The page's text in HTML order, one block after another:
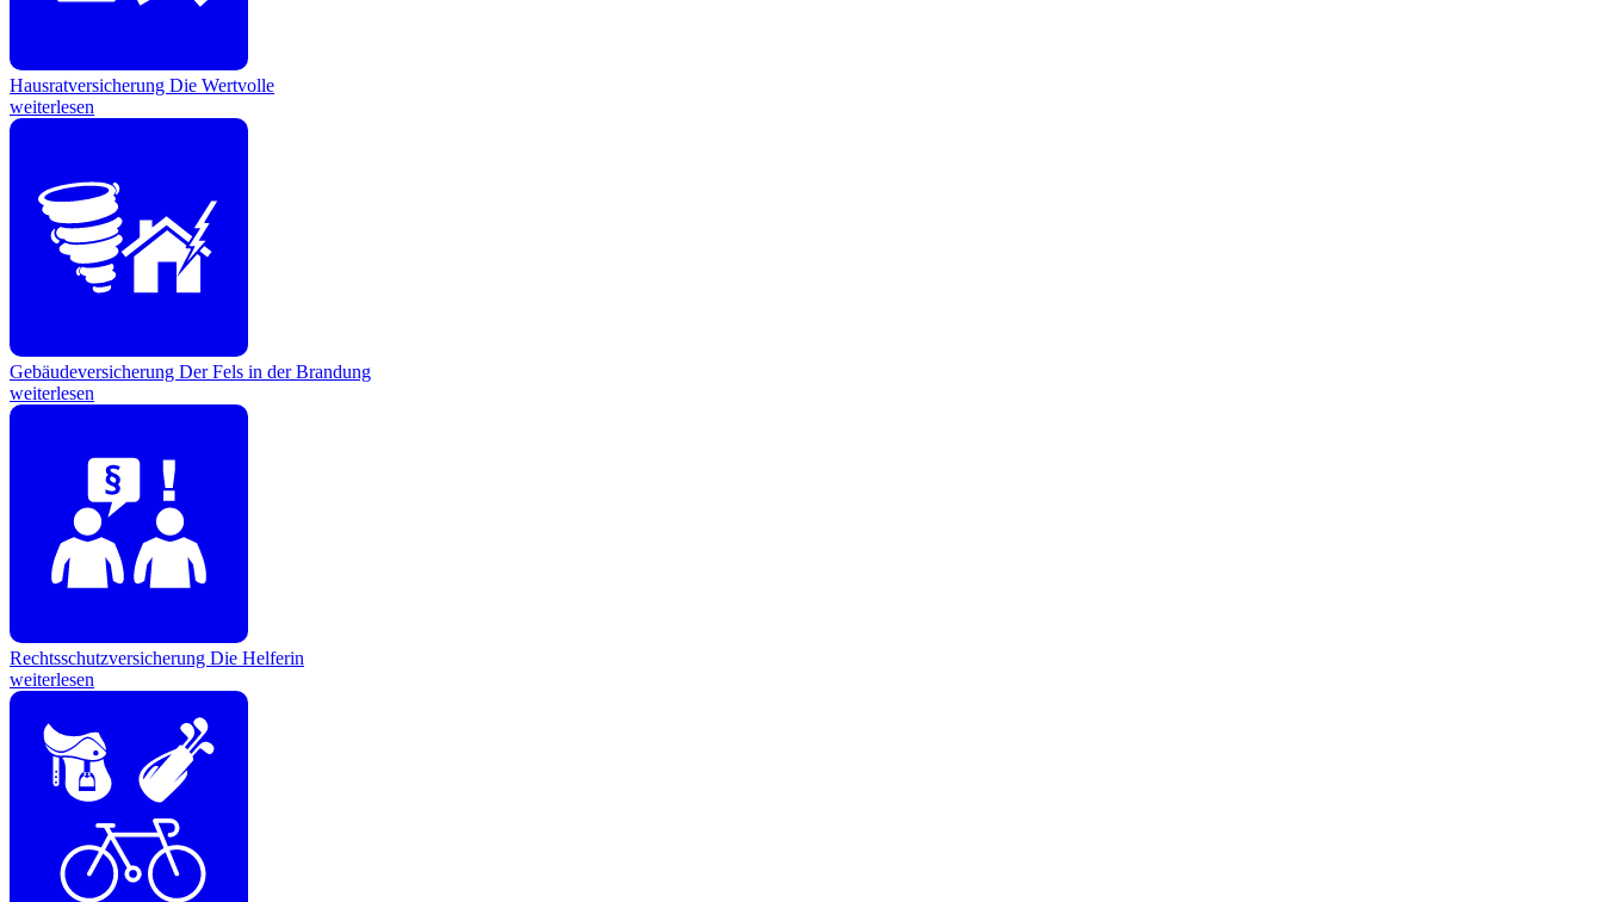
Hausratversicherung Die Wertvolle
weiterlesen
Gebäudeversicherung Der Fels in der Brandung
weiterlesen
Rechtsschutzversicherung Die Helferin
weiterlesen